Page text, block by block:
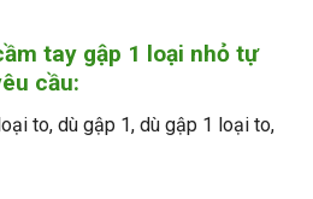
tay gập 1 loại nhỏ tự
cầu:
to, dù gập 1, dù gập 1 loại to,